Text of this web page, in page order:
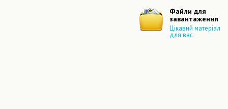
Файли для
завантаження
Цікавий матеріал
для вас